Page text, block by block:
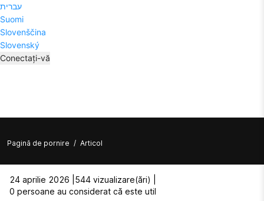
עברית
Suomi
Slovenščina
Slovenský
Conectați-vă
Pagină de pornire / Articol
24 aprilie 2026 | 544 vizualizare(ări) |
0 persoane au considerat că este util